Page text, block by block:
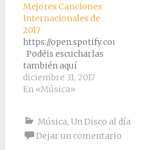
Mejores Canciones
Internacionales de
2017
https://open.spotify.com/
Podéis escucharlas
también aquí
diciembre 31, 2017
En «Música»
Música, Un Disco al día
Dejar un comentario